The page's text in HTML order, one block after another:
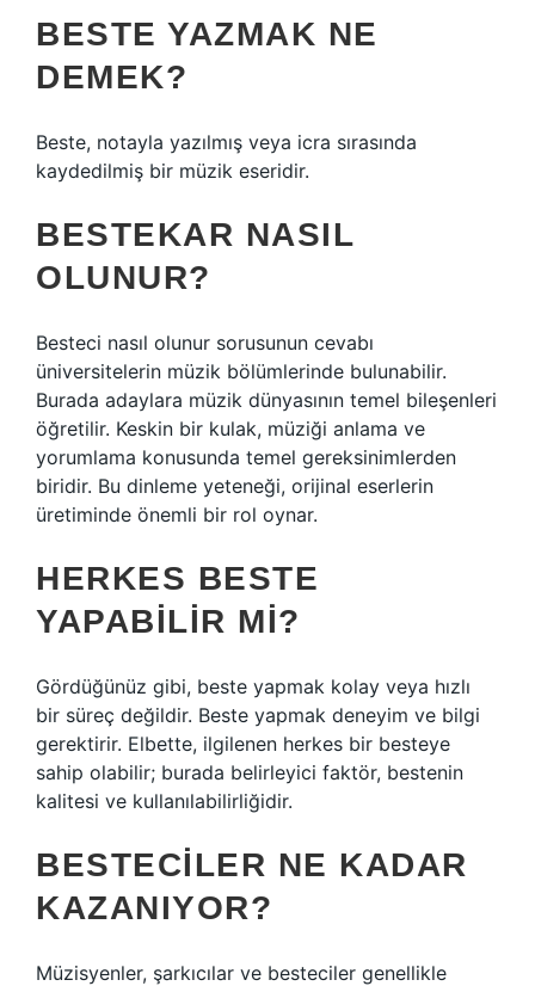
BESTE YAZMAK NE
DEMEK?
Beste, notayla yazılmış veya icra sırasında
kaydedilmiş bir müzik eseridir.
BESTEKAR NASIL
OLUNUR?
Besteci nasıl olunur sorusunun cevabı
üniversitelerin müzik bölümlerinde bulunabilir.
Burada adaylara müzik dünyasının temel bileşenleri
öğretilir. Keskin bir kulak, müziği anlama ve
yorumlama konusunda temel gereksinimlerden
biridir. Bu dinleme yeteneği, orijinal eserlerin
üretiminde önemli bir rol oynar.
HERKES BESTE
YAPABILIR MI?
Gördüğünüz gibi, beste yapmak kolay veya hızlı
bir süreç değildir. Beste yapmak deneyim ve bilgi
gerektirir. Elbette, ilgilenen herkes bir besteye
sahip olabilir; burada belirleyici faktör, bestenin
kalitesi ve kullanılabilirliğidir.
BESTECILER NE KADAR
KAZANIYOR?
Müzisyenler, şarkıcılar ve besteciler genellikle